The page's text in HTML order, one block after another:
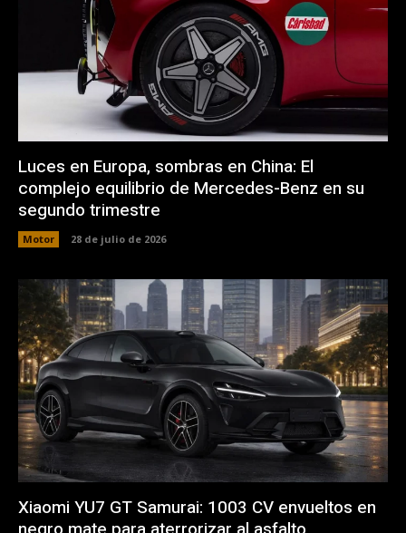
Luces en Europa, sombras en China: El
complejo equilibrio de Mercedes-Benz en su
segundo trimestre
Motor 28 de julio de 2026
Xiaomi YU7 GT Samurai: 1003 CV envueltos en